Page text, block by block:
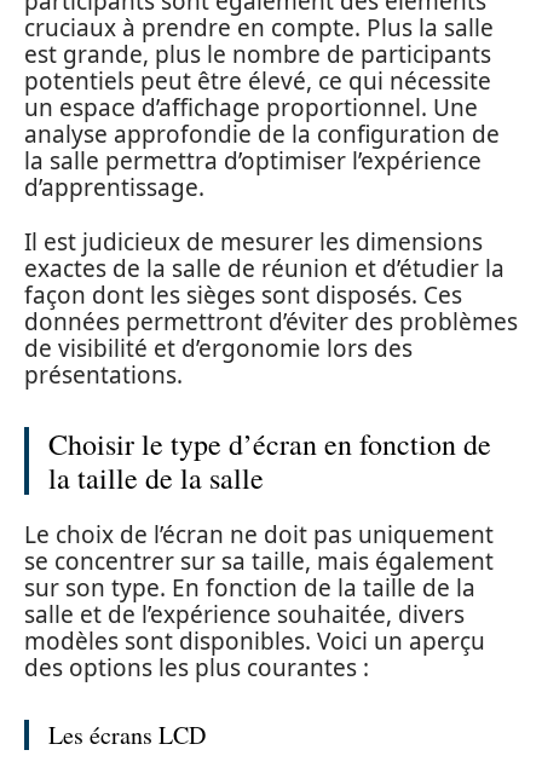
cruciaux à prendre en compte. Plus la salle
est grande, plus le nombre de participants
potentiels peut être élevé, ce qui nécessite
un espace d’affichage proportionnel. Une
analyse approfondie de la configuration de
la salle permettra d’optimiser l’expérience
d’apprentissage.
Il est judicieux de mesurer les dimensions
exactes de la salle de réunion et d’étudier la
façon dont les sièges sont disposés. Ces
données permettront d’éviter des problèmes
de visibilité et d’ergonomie lors des
présentations.
Choisir le type d’écran en fonction de
la taille de la salle
Le choix de l’écran ne doit pas uniquement
se concentrer sur sa taille, mais également
sur son type. En fonction de la taille de la
salle et de l’expérience souhaitée, divers
modèles sont disponibles. Voici un aperçu
des options les plus courantes :
Les écrans LCD